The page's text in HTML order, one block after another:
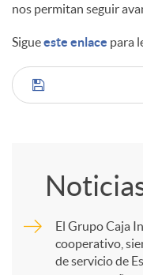
i
d
s
nos permitan seguir
Sigueeste enlace para
C
El Grupo Caja
cooperativo,
de servicio de